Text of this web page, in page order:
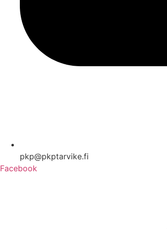
pkp@pkptarvike.fi
Facebook